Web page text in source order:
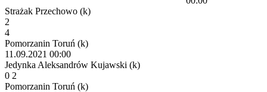
Strażak Przechowo (k)
2
4
Pomorzanin Toruń (k)
11.09.2021 00:00
Jedynka Aleksandrów Kujawski (k)
0 2
Pomorzanin Toruń (k)